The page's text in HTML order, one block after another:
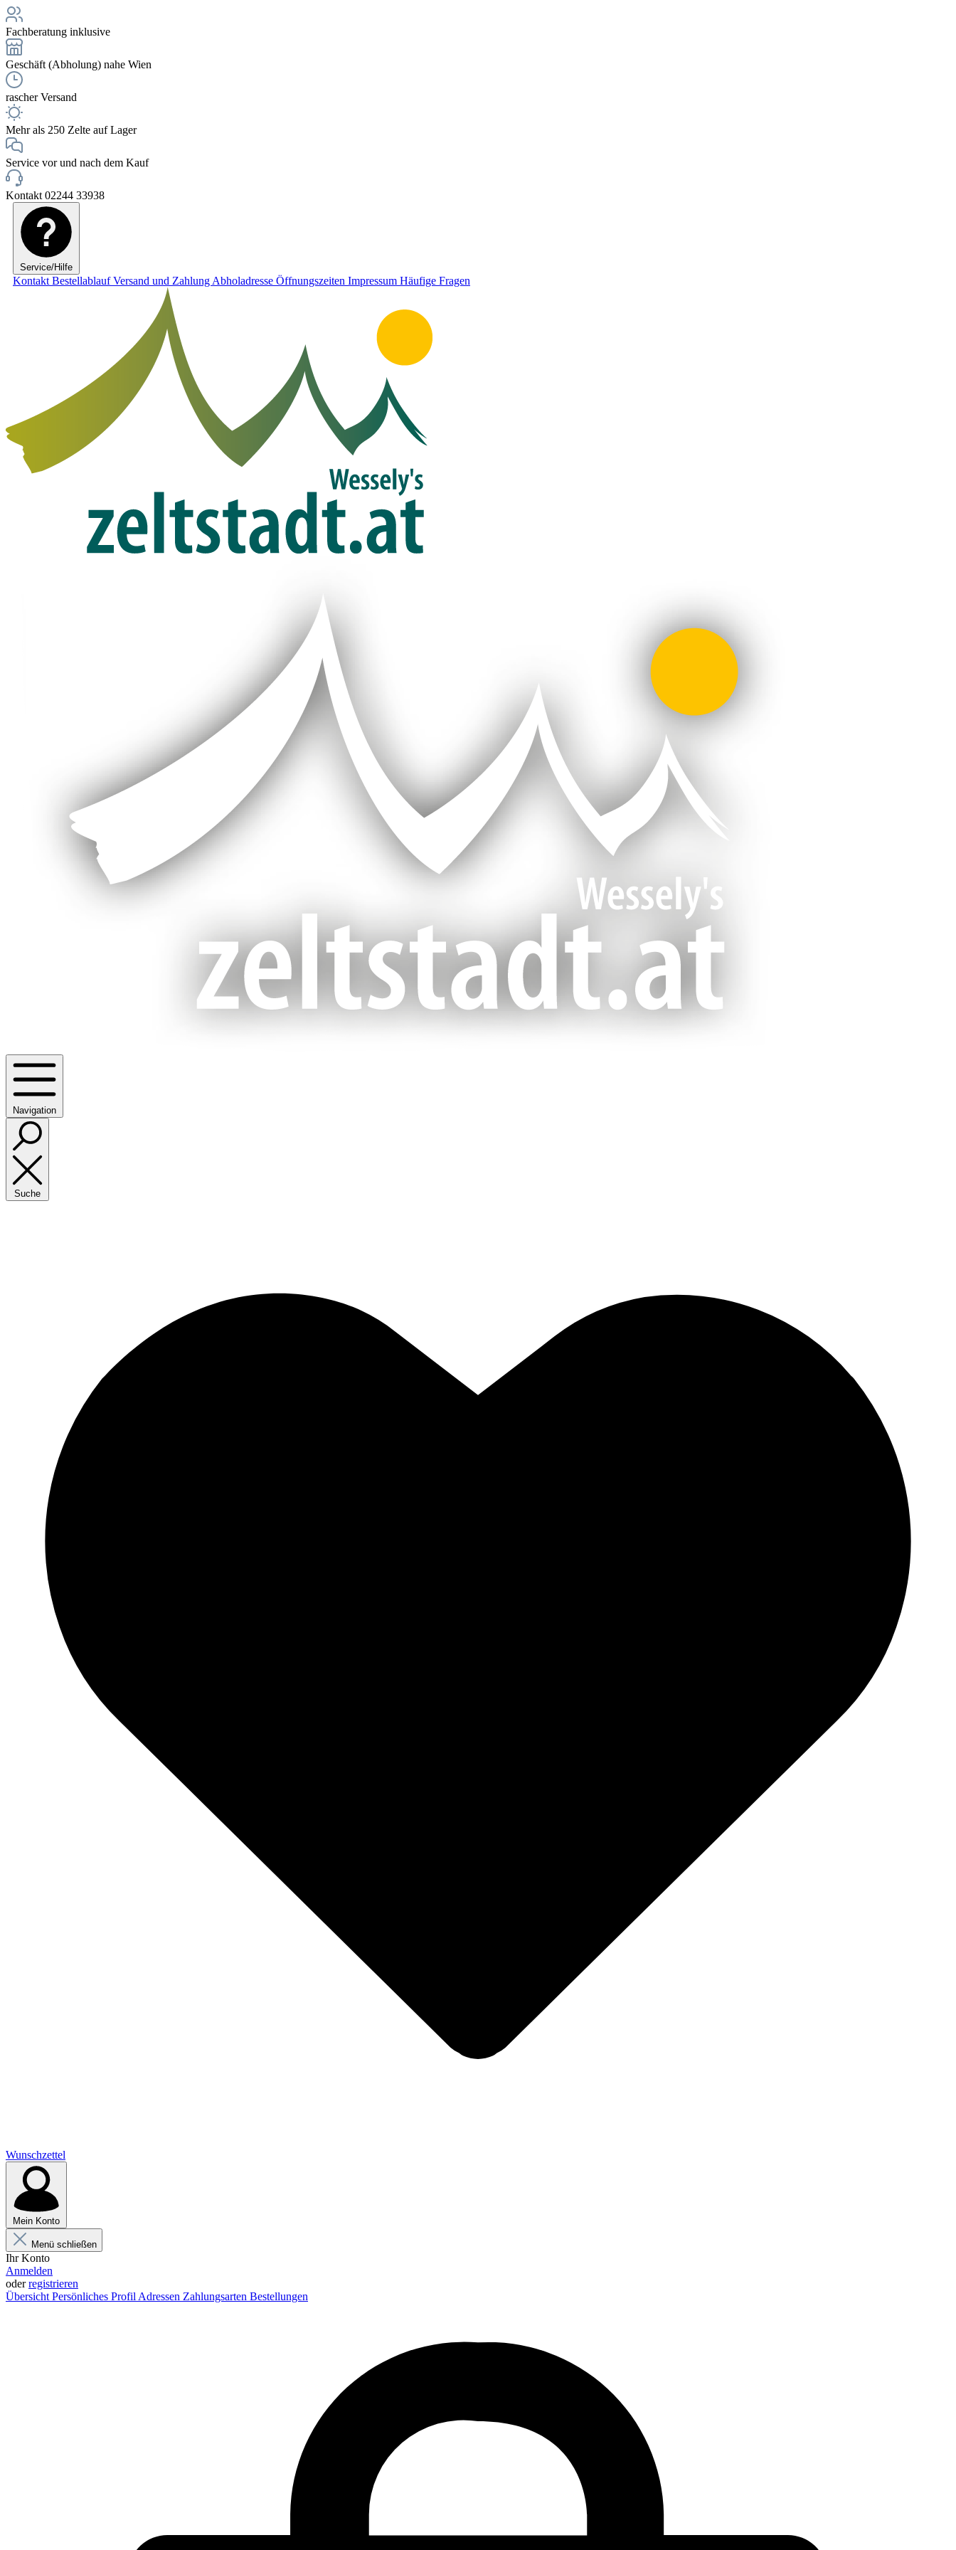
Fachberatung inklusive
Geschäft (Abholung) nahe Wien
rascher Versand
Mehr als 250 Zelte auf Lager
Service vor und nach dem Kauf
Kontakt 02244 33938
Service/Hilfe
Kontakt BestellablaufVersand und Zahlung Abholadresse Öffnungszeiten Impressum Häufige Fragen
Navigation
Suche
Wunschzettel
Mein Konto
Menü schließen
Ihr Konto
Anmelden
oderregistrieren
Übersicht Persönliches Profil Adressen Zahlungsarten Bestellungen